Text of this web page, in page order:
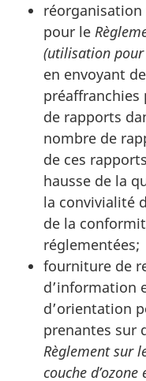
pour le
(utilisation pour
en envoyant
de rapports
nombre de
de ces
hausse de la
la convivialité
de la
réglementées;
fourniture de
d’information
d’orientation
prenantes sur
Règlement sur
couche